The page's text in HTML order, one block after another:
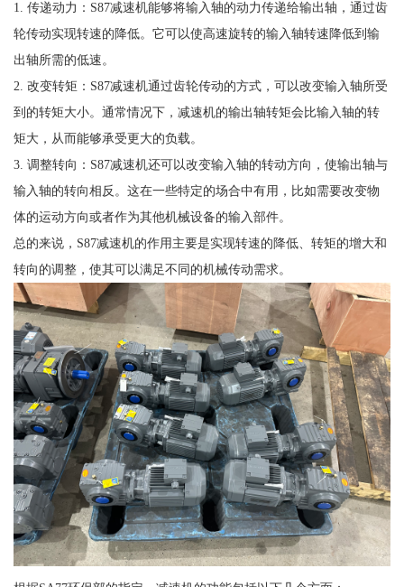
1. 传递动力：S87减速机能够将输入轴的动力传递给输出轴，通过齿
轮传动实现转速的降低。它可以使高速旋转的输入轴转速降低到输
出轴所需的低速。
2. 改变转矩：S87减速机通过齿轮传动的方式，可以改变输入轴所受
到的转矩大小。通常情况下，减速机的输出轴转矩会比输入轴的转
矩大，从而能够承受更大的负载。
3. 调整转向：S87减速机还可以改变输入轴的转动方向，使输出轴与
输入轴的转向相反。这在一些特定的场合中有用，比如需要改变物
体的运动方向或者作为其他机械设备的输入部件。
总的来说，S87减速机的作用主要是实现转速的降低、转矩的增大和
转向的调整，使其可以满足不同的机械传动需求。